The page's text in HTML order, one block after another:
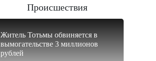
Происшествия
Житель Тотьмы обвиняется в
вымогательстве 3 миллионов
рублей